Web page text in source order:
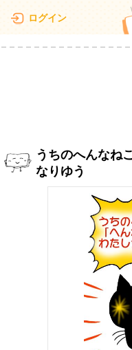
ログイン
うちのへんなね
なりゆう